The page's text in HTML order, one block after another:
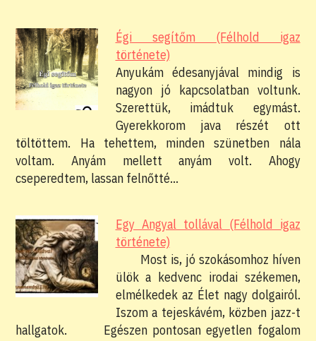
Égi segítőm (Félhold igaz
története)
Anyukám édesanyjával mindig is
nagyon jó kapcsolatban voltunk.
Szerettük, imádtuk egymást.
Gyerekkorom java részét ott
töltöttem. Ha tehettem, minden szünetben nála
voltam. Anyám mellett anyám volt. Ahogy
cseperedtem, lassan felnőtté…
Egy Angyal tollával (Félhold igaz
története)
Most is, jó szokásomhoz híven
ülök a kedvenc irodai székemen,
elmélkedek az Élet nagy dolgairól.
Iszom a tejeskávém, közben jazz-t
hallgatok. Egészen pontosan egyetlen fogalom